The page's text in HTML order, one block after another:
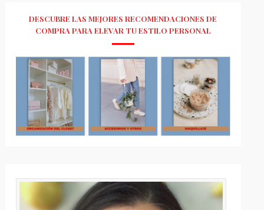
DESCUBRE LAS MEJORES RECOMENDACIONES DE
COMPRA PARA ELEVAR TU ESTILO PERSONAL